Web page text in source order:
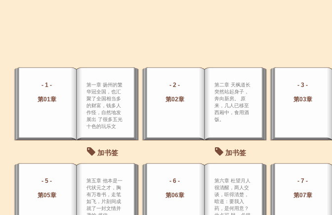
- 1 -
第01章
第一章 扬州的繁
华冠全国，也汇
聚了全国相当多
的财富，钱多人
作怪，自然地发
展出 了很多五光
十色的玩乐文
的美女，南国佳
丽媚，北地胭脂
香。 加书签
- 2 -
第02章
第二章 天枫道长
突然站起身子，
奔向新房。 原
来，几人已移至
西厢中，食用酒
饭。
加书签
- 3 -
第03章
- 5 -
第05章
第五章 他本是一
代状元之才，胸
有万卷书，走笔
如飞，片刻间成
就了一封文情并
- 6 -
第06章
第六章 杜望月人
很清醒，两人交
谈，听得清楚，
暗道：要我入
药，是何用意？
- 7 -
第07章